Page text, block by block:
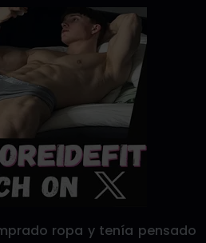
ropa y tenía pensado